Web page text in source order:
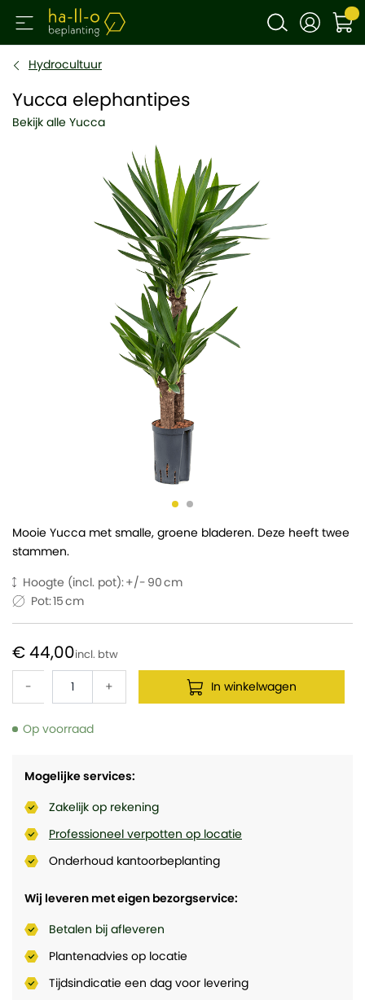
Hydrocultuur
Yucca elephantipes
Bekijk alle Yucca
Hoogte (incl. pot):
90
Pot:15
Mogelijke services:
Zakelijk op rekening
Professioneel verpotten op locatie
Onderhoud kantoorbeplanting
Wij leveren met eigen bezorgservice:
Betalen bij afleveren
Plantenadvies op locatie
Tijdsindicatie een dag voor levering
Mooie Yucca met smalle, groene bladeren. Deze heeft twee
stammen.
€ 44,00
- + In winkelwagen
Op voorraad